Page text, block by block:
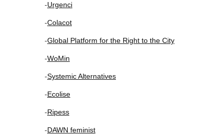
-Urgenci
-Colacot
-Global Platform for the Right to the City
-WoMin
-Systemic Alternatives
-Ecolise
-Ripess
-DAWN feminist